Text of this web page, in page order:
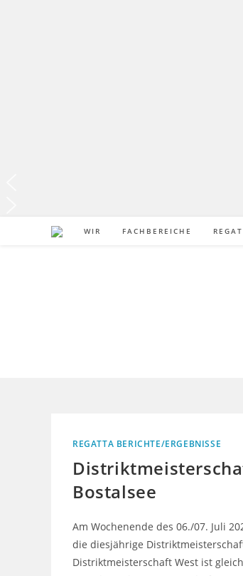
WIR FACHBEREICHE
REGATTA BERICHTE/ERGEBNISSE
Bostalsee
Am Wochenende des 06./07. Juli
die diesjährige
Distriktmeisterschaft West ist